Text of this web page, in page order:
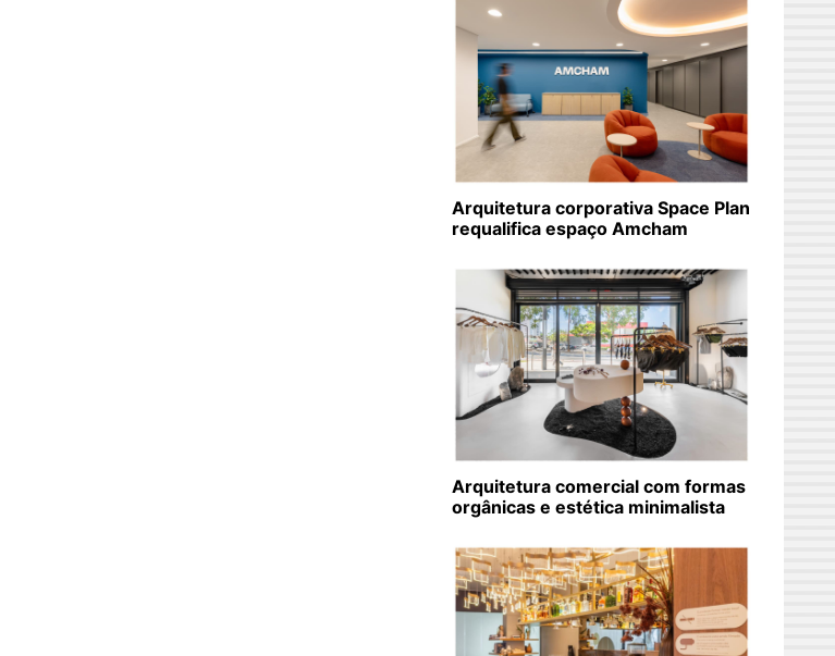
Arquitetura corporativa Space Plan
requalifica espaço Amcham
Arquitetura comercial com formas
orgânicas e estética minimalista